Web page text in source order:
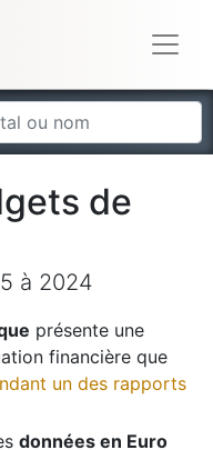
de
à 2024
présente une
financière que
un des rapports
données en Euro